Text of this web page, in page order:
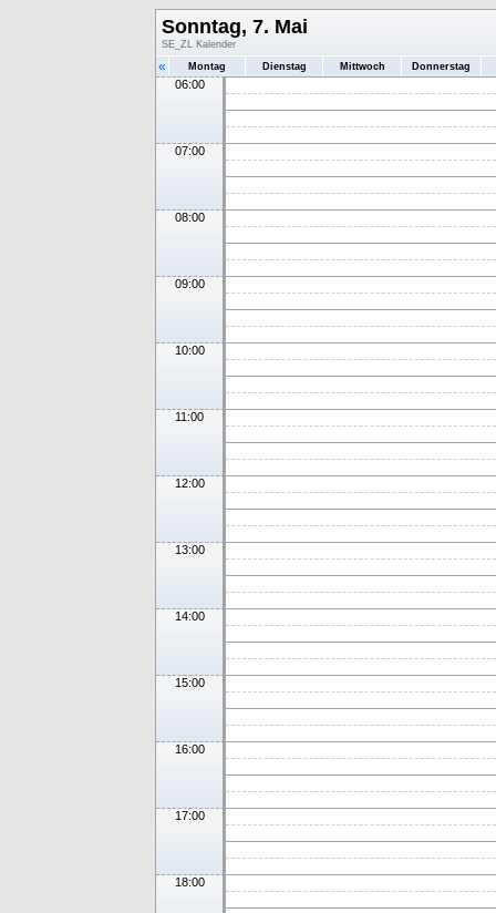
Sonntag, 7. Mai
SE_ZL Kalender
« Montag Dienstag Mittwoch Donnerstag
06:00
07:00
08:00
09:00
10:00
11:00
12:00
13:00
14:00
15:00
16:00
17:00
18:00